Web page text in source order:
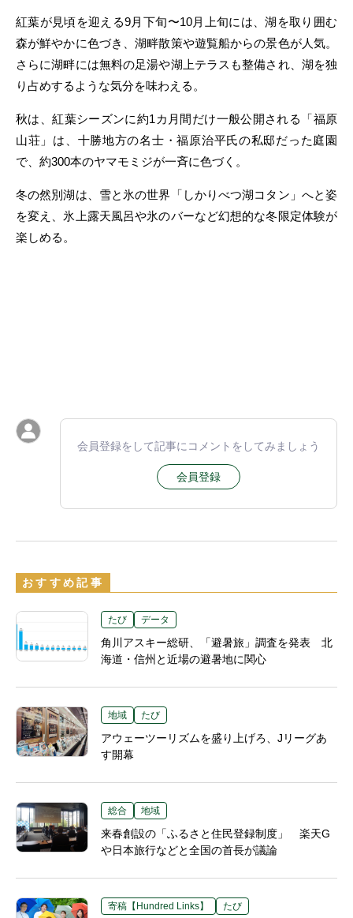
紅葉が見頃を迎える9月下旬〜10月上旬には、湖を取り囲む
森が鮮やかに色づき、湖畔散策や遊覧船からの景色が人気。
さらに湖畔には無料の足湯や湖上テラスも整備され、湖を独
り占めするような気分を味わえる。
秋は、紅葉シーズンに約1カ月間だけ一般公開される「福原
山荘」は、十勝地方の名士・福原治平氏の私邸だった庭園
で、約300本のヤマモミジが一斉に色づく。
冬の然別湖は、雪と氷の世界「しかりべつ湖コタン」へと姿
を変え、氷上露天風呂や氷のバーなど幻想的な冬限定体験が
楽しめる。
会員登録をして記事にコメントをしてみましょう
会員登録
おすすめ記事
たび データ
角川アスキー総研、「避暑旅」調査を発表 北
海道・信州と近場の避暑地に関心
地域 たび
アウェーツーリズムを盛り上げろ、Jリーグあ
す開幕
総合 地域
来春創設の「ふるさと住民登録制度」 楽天G
や日本旅行などと全国の首長が議論
寄稿【Hundred Links】 たび